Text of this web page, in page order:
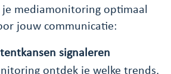
mediamonitoring optimaal
jouw communicatie:
signaleren
ontdek je welke trends,